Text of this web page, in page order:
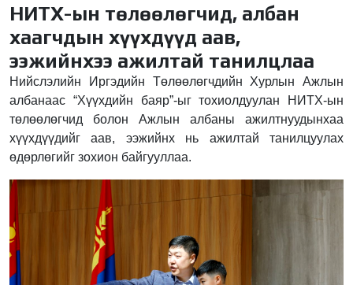
НИТХ-ын төлөөлөгчид, албан
хаагчдын хүүхдүүд аав,
ээжийнхээ ажилтай танилцлаа
Нийслэлийн Иргэдийн Төлөөлөгчдийн Хурлын Ажлын
албанаас “Хүүхдийн баяр”-ыг тохиолдуулан НИТХ-ын
төлөөлөгчид болон Ажлын албаны ажилтнуудынхаа
хүүхдүүдийг аав, ээжийнх нь ажилтай танилцуулах
өдөрлөгийг зохион байгууллаа.